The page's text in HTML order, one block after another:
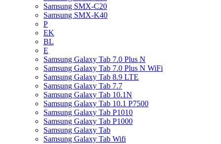
Samsung SMX-C20
Samsung SMX-K40
P
EK
BL
E
Samsung Galaxy Tab 7.0 Plus N
Samsung Galaxy Tab 7.0 Plus N WiFi
Samsung Galaxy Tab 8.9 LTE
Samsung Galaxy Tab 7.7
Samsung Galaxy Tab 10.1N
Samsung Galaxy Tab 10.1 P7500
Samsung Galaxy Tab P1010
Samsung Galaxy Tab P1000
Samsung Galaxy Tab
Samsung Galaxy Tab Wifi